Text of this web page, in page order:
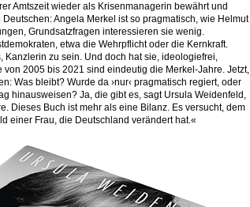
Amtszeit wieder als Krisenmanagerin bewährt und
Angela Merkel ist so pragmatisch, wie Helmut
Grundsatzfragen interessieren sie wenig.
etwa die Wehrpflicht oder die Kernkraft.
Kanzlerin zu sein. Und doch hat sie, ideologiefrei,
2005 bis 2021 sind eindeutig die Merkel-Jahre. Jetzt,
Was bleibt? Wurde da ›nur‹ pragmatisch regiert, oder
hinausweisen? Ja, die gibt es, sagt Ursula Weidenfeld,
Dieses Buch ist mehr als eine Bilanz. Es versucht, dem
einer Frau, die Deutschland verändert hat.«